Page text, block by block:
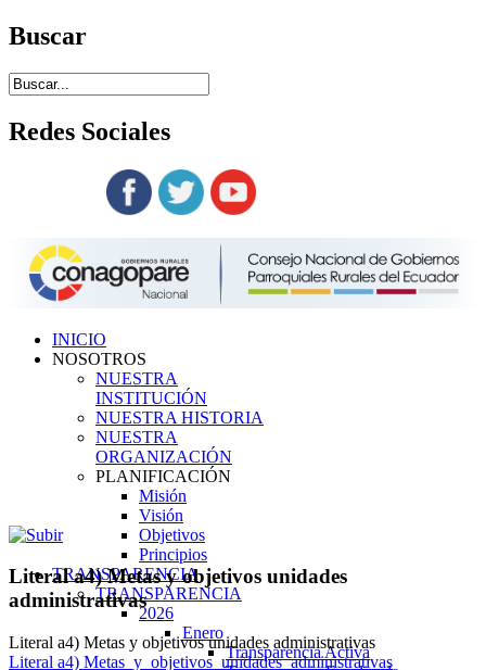
Buscar
Redes Sociales
INICIO
NOSOTROS
NUESTRA
INSTITUCIÓN
NUESTRA HISTORIA
NUESTRA
ORGANIZACIÓN
PLANIFICACIÓN
Misión
Visión
Objetivos
Principios
TRANSPARENCIA
TRANSPARENCIA
2026
Enero
Transparencia Activa
Literal a4) Metas y objetivos unidades
administrativas
Literal a4) Metas y objetivos unidades administrativas
Literal a4) Metas_y_objetivos_unidades_administrativas